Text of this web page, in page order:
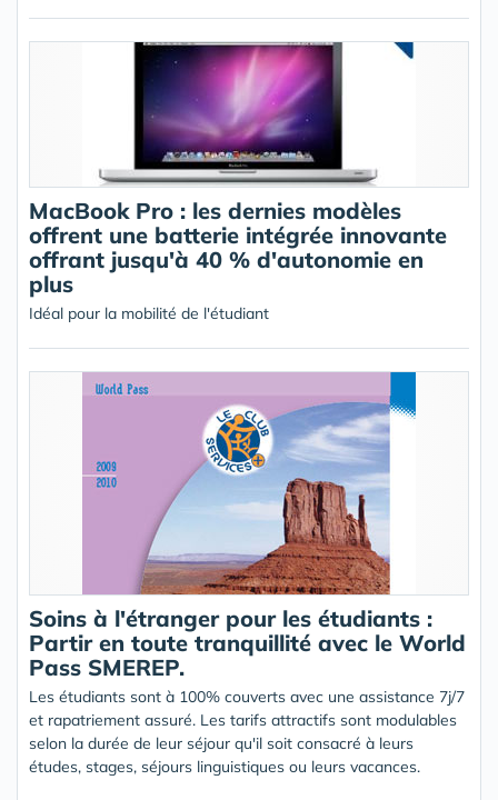
MacBook Pro : les dernies modèles
offrent une batterie intégrée innovante
offrant jusqu'à 40 % d'autonomie en
plus
Idéal pour la mobilité de l'étudiant
Soins à l'étranger pour les étudiants :
Partir en toute tranquillité avec le World
Pass SMEREP.
Les étudiants sont à 100% couverts avec une assistance 7j/7
et rapatriement assuré. Les tarifs attractifs sont modulables
selon la durée de leur séjour qu'il soit consacré à leurs
études, stages, séjours linguistiques ou leurs vacances.